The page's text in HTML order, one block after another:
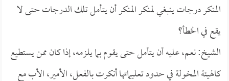
المنكر درجات ينبغي لمنكر المنكر أن يتأمل تلك الدرجات حتى لا
يقع في الخطأ؟
الشيخ: نعم، عليه أن يتأمل حتى يقوم بما يلزمه، إذا كان ممن يستطيع
كالهيئة المخولة في حدود تعليماتها أنكرت بالفعل، الأمير، الأب مع